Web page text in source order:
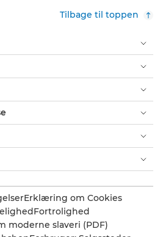
Tilbage til toppen
Erklæring om Cookies
Fortrolighed
moderne slaveri (PDF)